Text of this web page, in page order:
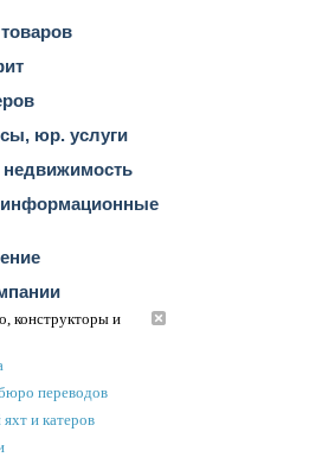
юр. услуги
недвижимость
информационные
конструкторы и
переводов
и катеров